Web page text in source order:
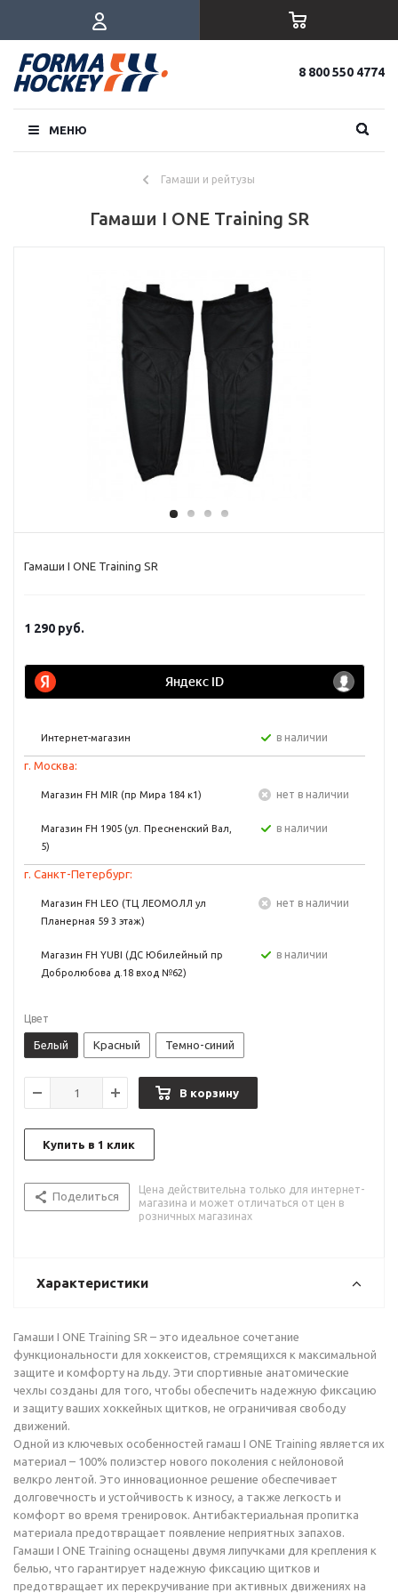
8 800 550 4774
МЕНЮ
Гамаши и рейтузы
Гамаши I ONE Training SR
Гамаши I ONE Training SR
1 290 руб.
Интернет-магазин в наличии
г. Москва:
Магазин FH MIR (пр Мира 184 к1) Нет в наличии
Магазин FH 1905 (ул. Пресненский Вал,
5)
в наличии
г. Санкт-Петербург:
Магазин FH LEO (ТЦ ЛЕОМОЛЛ ул
Планерная 59 3 этаж)
Нет в наличии
Магазин FH YUBI (ДС Юбилейный пр
Добролюбова д.18 вход №62)
в наличии
Цвет
Белый Красный Темно-синий
В корзину
Купить в 1 клик
Поделиться
Цена действительна только для интернет-
магазина и может отличаться от цен в
розничных магазинах
Характеристики
Гамаши I ONE Training SR – это идеальное сочетание
функциональности для хоккеистов, стремящихся к максимальной
защите и комфорту на льду. Эти спортивные анатомические
чехлы созданы для того, чтобы обеспечить надежную фиксацию
и защиту ваших хоккейных щитков, не ограничивая свободу
движений.
Одной из ключевых особенностей гамаш I ONE Training является их
материал – 100% полиэстер нового поколения с нейлоновой
велкро лентой. Это инновационное решение обеспечивает
долговечность и устойчивость к износу, а также легкость и
комфорт во время тренировок. Антибактериальная пропитка
материала предотвращает появление неприятных запахов.
Гамаши I ONE Training оснащены двумя липучками для крепления к
белью, что гарантирует надежную фиксацию щитков и
предотвращает их перекручивание при активных движениях на